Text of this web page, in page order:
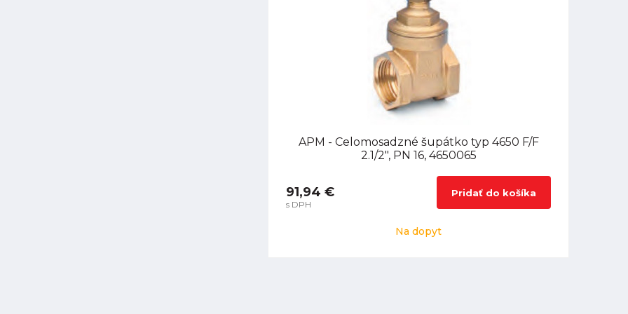
APM - Celomosadzné šupátko typ 4650 F/F
2.1/2", PN 16, 4650065
91,94 €
s DPH
Pridať do košíka
Na dopyt